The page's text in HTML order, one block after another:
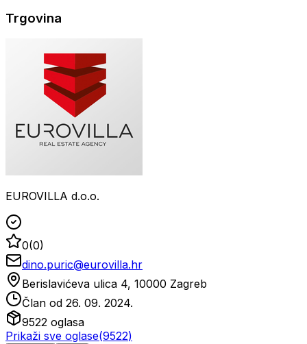
Trgovina
EUROVILLA d.o.o.
0(0)
dino.puric@eurovilla.hr
Berislavićeva ulica 4, 10000 Zagreb
Član od 26. 09. 2024.
9522 oglasa
Prikaži sve oglase(9522)